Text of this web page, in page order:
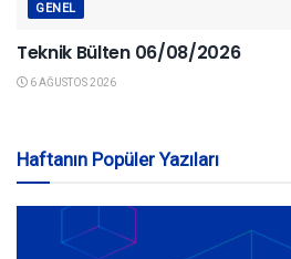
GENEL
Teknik Bülten 06/08/2026
6 AĞUSTOS 2026
Haftanın Popüler Yazıları